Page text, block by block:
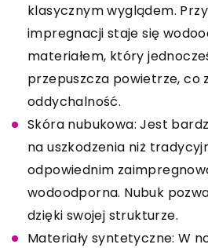
klasycznym wyglądem.
impregnacji staje się
materiałem, który
przepuszcza powietrze, co
oddychalność.
Skóra nubukowa: Jest
na uszkodzenia niż
odpowiednim
wodoodporna. Nubuk
dzięki swojej strukturze.
Materiały syntetyczne: W